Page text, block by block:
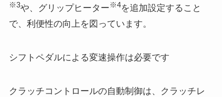
※3や、グリップヒーター※4を追加設定すること
で、利便性の向上を図っています。
シフトペダルによる変速操作は必要です
クラッチコントロールの自動制御は、クラッチレ